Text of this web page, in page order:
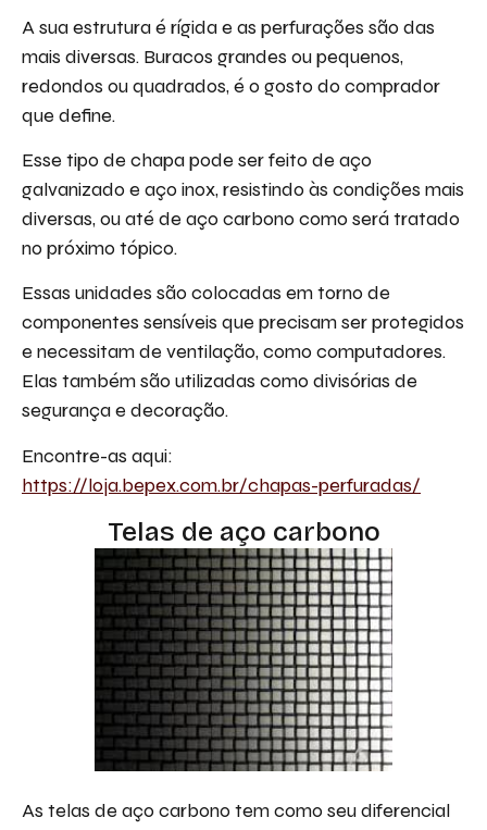
A sua estrutura é rígida e as perfurações são das
mais diversas. Buracos grandes ou pequenos,
redondos ou quadrados, é o gosto do comprador
que define.
Esse tipo de chapa pode ser feito de aço
galvanizado e aço inox, resistindo às condições mais
diversas, ou até de aço carbono como será tratado
no próximo tópico.
Essas unidades são colocadas em torno de
componentes sensíveis que precisam ser protegidos
e necessitam de ventilação, como computadores.
Elas também são utilizadas como divisórias de
segurança e decoração.
Encontre-as aqui:
https://loja.bepex.com.br/chapas-perfuradas/
Telas de aço carbono
As telas de aço carbono tem como seu diferencial